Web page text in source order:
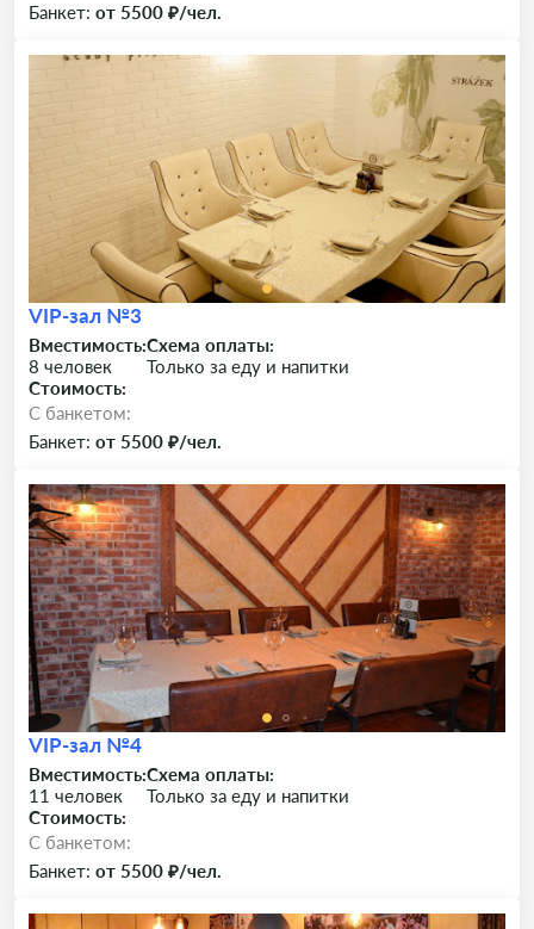
Банкет: от 5500 ₽/чел.
VIP-зал №3
Вместимость:
8 человек
Схема оплаты:
Только за еду и напитки
Стоимость:
C банкетом:
Банкет: от 5500 ₽/чел.
VIP-зал №4
Вместимость:
11 человек
Схема оплаты:
Только за еду и напитки
Стоимость:
C банкетом:
Банкет: от 5500 ₽/чел.